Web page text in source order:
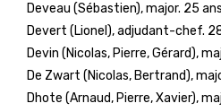
Deveau (Sébastien), major. 25
Devert (Lionel), adjudant-chef.
Devin (Nicolas, Pierre, Gérard),
De Zwart (Nicolas, Bertrand),
Dhote (Arnaud, Pierre, Xavier),